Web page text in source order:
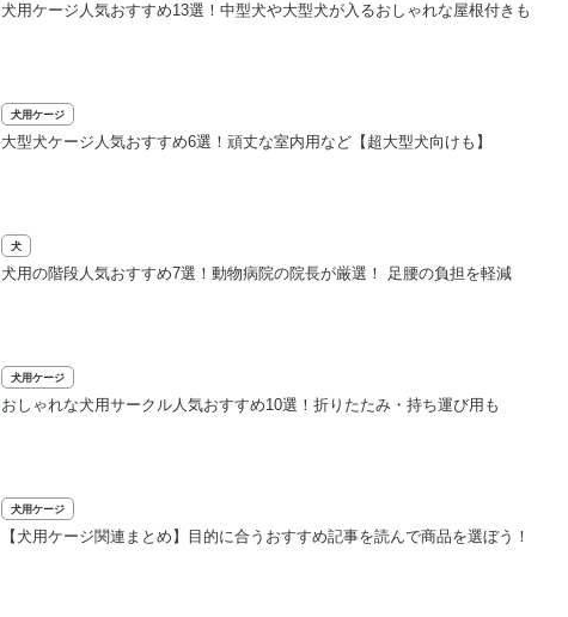
犬用ケージ人気おすすめ13選！中型犬や大型犬が入るおしゃれな屋根付きも
犬用ケージ
大型犬ケージ人気おすすめ6選！頑丈な室内用など【超大型犬向けも】
犬
犬用の階段人気おすすめ7選！動物病院の院長が厳選！ 足腰の負担を軽減
犬用ケージ
おしゃれな犬用サークル人気おすすめ10選！折りたたみ・持ち運び用も
犬用ケージ
【犬用ケージ関連まとめ】目的に合うおすすめ記事を読んで商品を選ぼう！